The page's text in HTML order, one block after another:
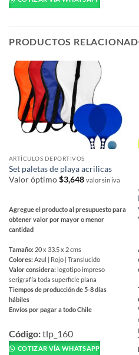
múltiples
opciones
pueden
elegir
página
PRODUCTOS
ARTÍCULOS DEPORTIVOS
Set paletas de playa acrilicas
Valor óptimo$3,648 valor sin iva
Agregue el producto al presupuesto para
obtener valor por mayor o menor
cantidad
Tamaño: 20 x 33.5 x 2 cms
Colores:Azul | Rojo | Translucido
Valor considera: logotipo impreso
serigrafía toda superficie plana
Tiempos de producción de 5-8 días
hábiles
Envíos por pagar a todo Chile
producto
tiene
Código:tlp_160
COTIZAR VÍA WHATSAPP